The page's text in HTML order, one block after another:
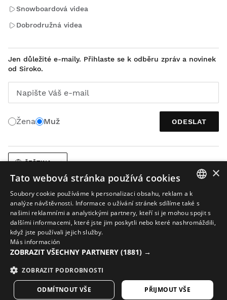
Snowboardová videa
Dobrodružná videa
Jen důležité e-maily. Přihlaste se k odběru zpráv a novinek
od Siroko.
Napište Váš e-mail
Žena Muž ODESLAT
ČEŠTINA
Právní upozornění Soubory cookies
AI při práci s obrázky Mapa stránek
SPANISH
ENGLISH
FINNISH
×
Tato webová stránka používá cookies
Soubory cookie používáme k personalizaci obsahu, reklam a k
analýze návštěvnosti. Informace o užívání stránek sdílíme také s
našimi reklamními a analytickými partnery, kteří si je mohou spojit s
dalšími informacemi, které jste jim poskytli nebo které nashromáždili,
když jste používali jejich služby.
Más información
ZOBRAZIT VŠECHNY PARTNERY (1881) →
ZOBRAZIT PODROBNOSTI
PŘIJMOUT VŠE
ODMÍTNOUT VŠE